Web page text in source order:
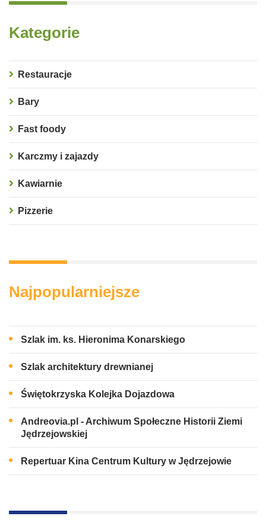
Kategorie
Restauracje
Bary
Fast foody
Karczmy i zajazdy
Kawiarnie
Pizzerie
Najpopularniejsze
Szlak im. ks. Hieronima Konarskiego
Szlak architektury drewnianej
Świętokrzyska Kolejka Dojazdowa
Andreovia.pl - Archiwum Społeczne Historii Ziemi
Jędrzejowskiej
Repertuar Kina Centrum Kultury w Jędrzejowie